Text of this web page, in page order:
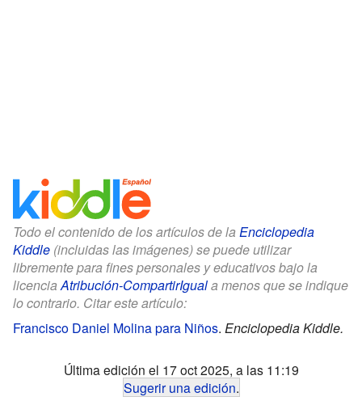
Todo el contenido de los artículos de la Enciclopedia
Kiddle (incluidas las imágenes) se puede utilizar
libremente para fines personales y educativos bajo la
licencia Atribución-CompartirIguala menos que se indique
lo contrario. Citar este artículo:
Francisco Daniel Molina para Niños. Enciclopedia Kiddle.
Última edición el 17 oct 2025, a las 11:19
Sugerir una edición.